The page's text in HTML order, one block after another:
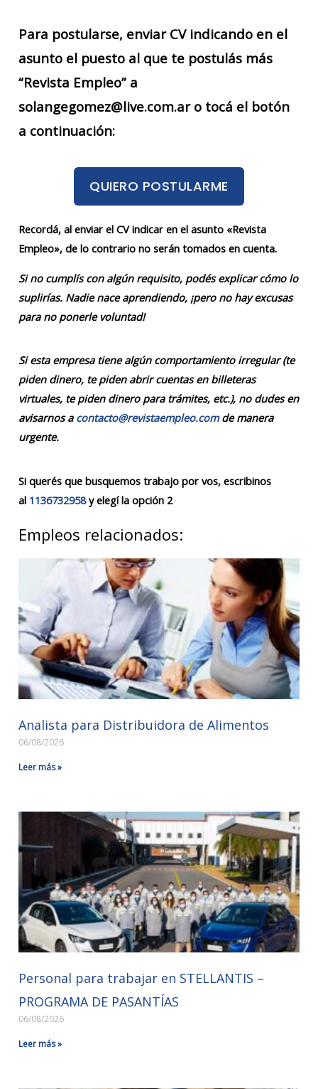
Para postularse, enviar CV indicando en el
asunto el puesto al que te postulás más
“Revista Empleo” a
solangegomez@live.com.ar o tocá el botón
a continuación:
QUIERO POSTULARME
Recordá, al enviar el CV indicar en el asunto «Revista
Empleo», de lo contrario no serán tomados en cuenta.
Si no cumplís con algún requisito, podés explicar cómo lo
suplirías. Nadie nace aprendiendo, ¡pero no hay excusas
para no ponerle voluntad!
Si esta empresa tiene algún comportamiento irregular (te
piden dinero, te piden abrir cuentas en billeteras
virtuales, te piden dinero para trámites, etc.), no dudes en
avisarnos a contacto@revistaempleo.comde manera
urgente.
Si querés que busquemos trabajo por vos, escribinos
al 1136732958y elegí la opción 2
Empleos relacionados:
Analista para Distribuidora de Alimentos
06/08/2026
Leer más »
Personal para trabajar en STELLANTIS –
PROGRAMA DE PASANTÍAS
06/08/2026
Leer más »